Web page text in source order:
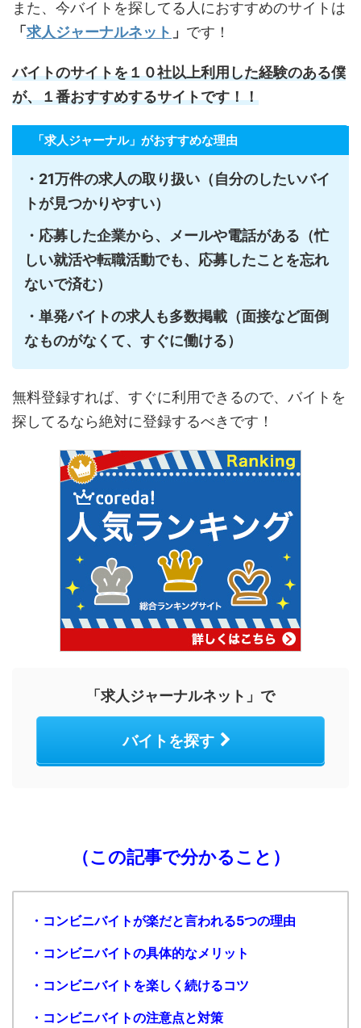
また、今バイトを探してる人におすすめのサイトは
「 求人ジャーナルネット 」 です！
バイトのサイトを１０社以上利用した経験のある僕
が、１番おすすめするサイトです！！
「求人ジャーナル」がおすすめな理由
・21万件の求人の取り扱い（自分のしたいバイ
トが見つかりやすい）
・応募した企業から、メールや電話がある（忙
しい就活や転職活動でも、応募したことを忘れ
ないで済む）
・単発バイトの求人も多数掲載（面接など面倒
なものがなくて、すぐに働ける）
無料登録すれば、すぐに利用できるので、バイトを
探してるなら絶対に登録するべきです！
「求人ジャーナルネット」で
バイトを探す
（この記事で分かること）
・コンビニバイトが楽だと言われる5つの理由
・コンビニバイトの具体的なメリット
・コンビニバイトを楽しく続けるコツ
・コンビニバイトの注意点と対策